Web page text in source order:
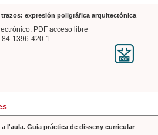
trazos: expresión poligráfica arquitectónica
PDF acceso libre
84-1396-420-1
a l'aula. Guia práctica de disseny curricular